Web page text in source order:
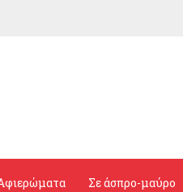
Σε άσπρο-μαύρο